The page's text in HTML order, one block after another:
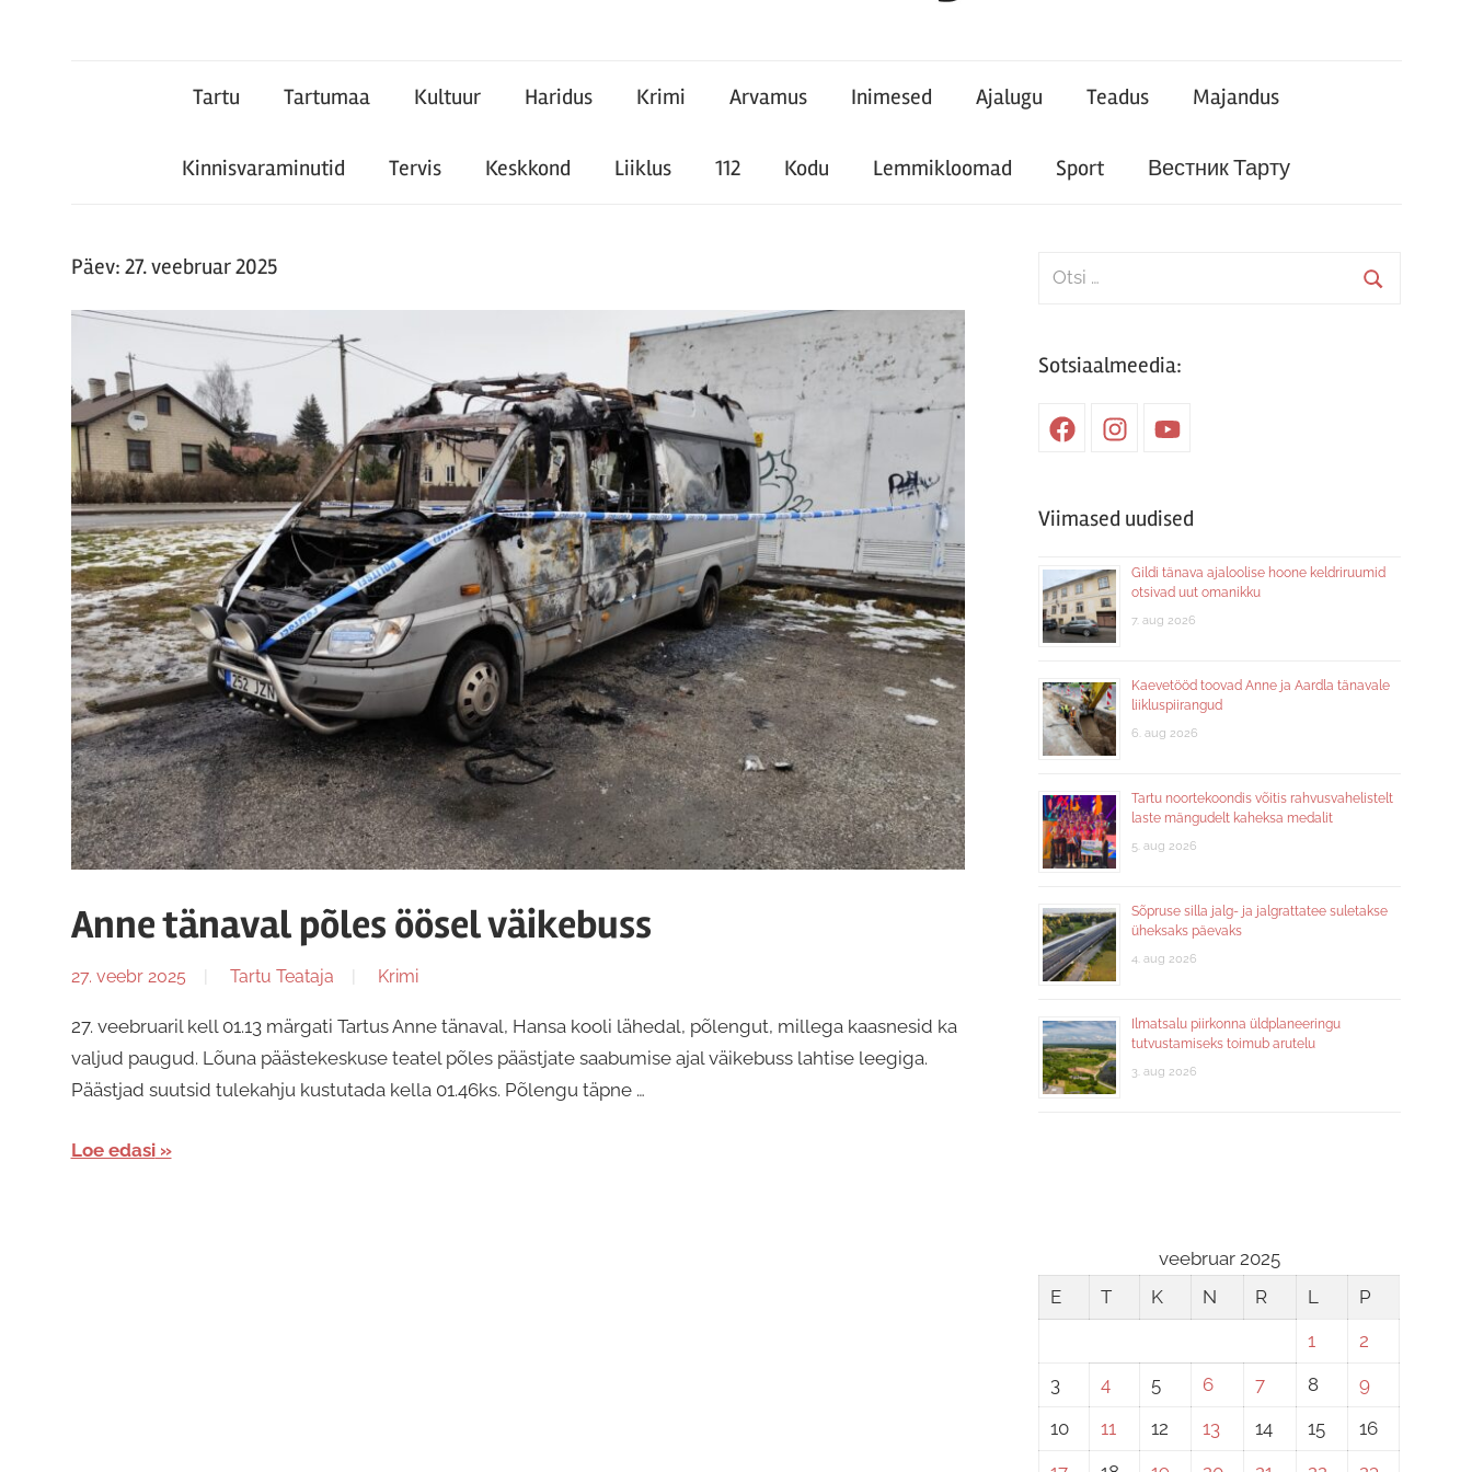
Tartu Tartumaa Kultuur Haridus Krimi Arvamus Inimesed Ajalugu Teadus Majandus
Kinnisvaraminutid Tervis Keskkond Liiklus 112 Kodu Lemmikloomad Sport Вестник Тарту
Päev: 27. veebruar 2025
Anne tänaval põles öösel väikebuss
27. veebr 2025 Tartu Teataja Krimi
27. veebruaril kell 01.13 märgati Tartus Anne tänaval, Hansa kooli lähedal, põlengut, millega kaasnesid ka
valjud paugud. Lõuna päästekeskuse teatel põles päästjate saabumise ajal väikebuss lahtise leegiga.
Päästjad suutsid tulekahju kustutada kella 01.46ks. Põlengu täpne …
Loe edasi
Search
Sotsiaalmeedia:
FacebookInstagramYoutube
Viimased uudised
Gildi tänava ajaloolise hoone keldriruumid
otsivad uut omanikku
7. aug 2026
Kaevetööd toovad Anne ja Aardla tänavale
liikluspiirangud
6. aug 2026
Tartu noortekoondis võitis rahvusvahelistelt
laste mängudelt kaheksa medalit
5. aug 2026
Sõpruse silla jalg- ja jalgrattatee suletakse
üheksaks päevaks
4. aug 2026
Ilmatsalu piirkonna üldplaneeringu
tutvustamiseks toimub arutelu
3. aug 2026
veebruar 2025
E
T K N R L
P
1
2
3
4 5 6 7 8
9
10
11 12 13 14 15
16